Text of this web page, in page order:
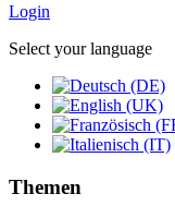
Login
Select your language
Themen